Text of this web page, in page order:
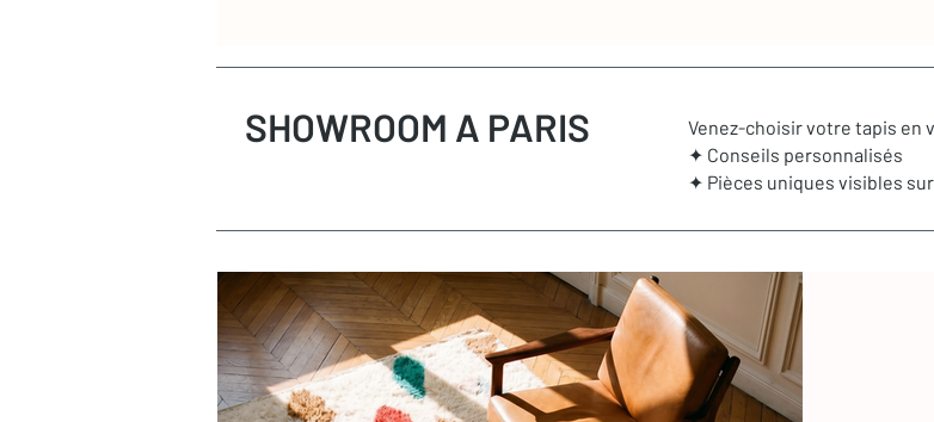
SHOWROOM A PARIS
Venez-choisir votre tapis en
✦ Conseils personnalisés
✦ Pièces uniques visibles